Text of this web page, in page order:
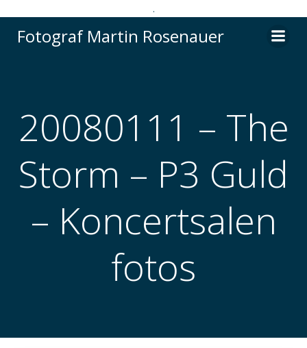
.
til
Fotograf Martin Rosenauer
20080111 – The
Storm – P3 Guld
– Koncertsalen
fotos